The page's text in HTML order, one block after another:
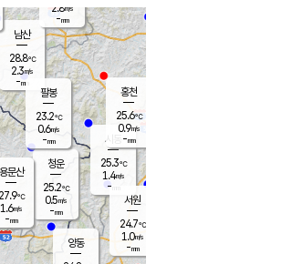
남산
28.8℃
2.3m/s
-mm
청운
25.2℃
0.5m/s
-mm
팔봉
23.2℃
0.6m/s
-mm
양동
시동
25.3℃
1.4m/s
- mm
서원
24.7℃
1.0m/s
-mm
용문산
27.9℃
1.6m/s
-mm
홍천
25.6℃
0.9m/s
-mm
2.8m/s
-mm